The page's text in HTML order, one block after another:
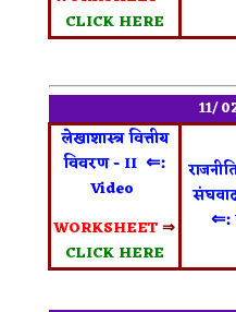
CLICK HERE
11/
लेखाशास्त्र वित्तीय
विवरण - II ⇐:
Video
WORKSHEET⇒
CLICK HERE
⇐: